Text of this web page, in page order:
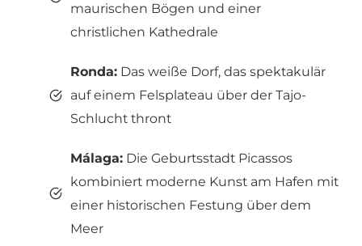
maurischen Bögen und einer
christlichen Kathedrale
Ronda:Das weiße Dorf, das spektakulär
auf einem Felsplateau über der Tajo-
Schlucht thront
Málaga:Die Geburtsstadt Picassos
kombiniert moderne Kunst am Hafen mit
einer historischen Festung über dem
Meer